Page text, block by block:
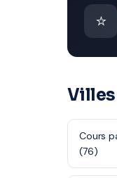
⭐
Villes
Cours
(76)